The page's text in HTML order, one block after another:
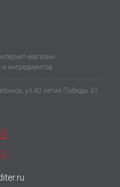
магазин
ингредиентов.
ул.40 летия Победы 31.